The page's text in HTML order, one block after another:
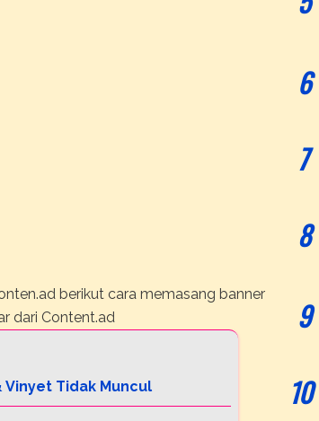
berikut cara memasang banner
dari Content.ad
Vinyet Tidak Muncul